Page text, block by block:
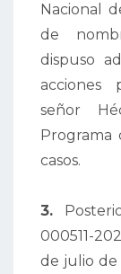
Nacional
de
dispuso
acciones
señor
Programa
casos.
3.
000511-
de julio de